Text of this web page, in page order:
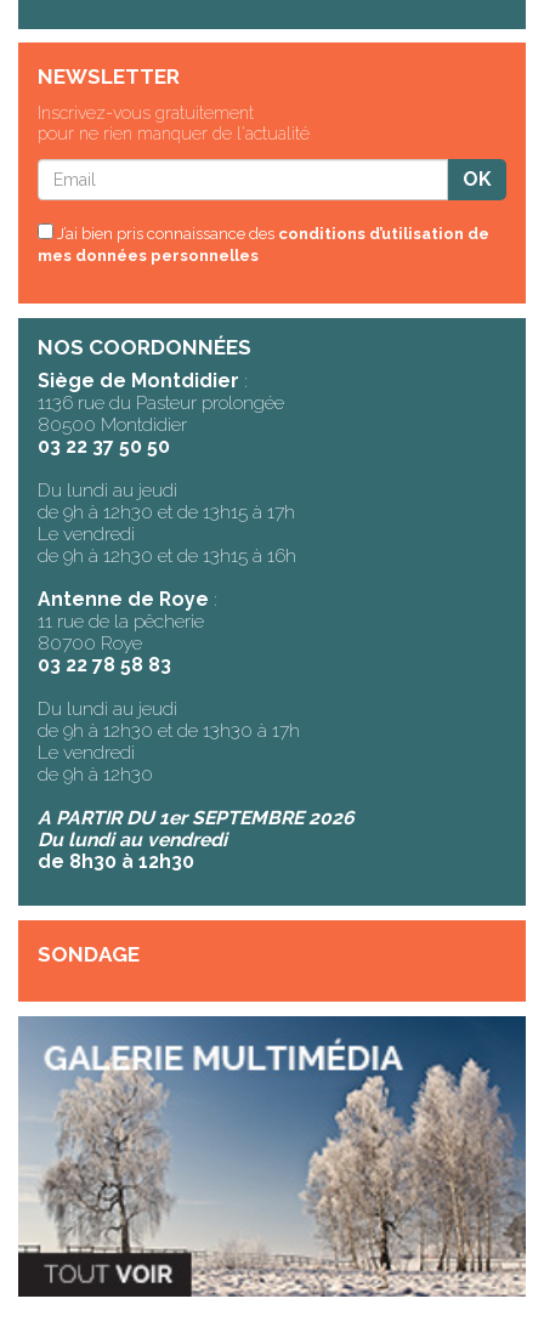
NEWSLETTER
Inscrivez-vous gratuitement
pour ne rien manquer de l'actualité
J’ai bien pris connaissance des conditions d’utilisation de
mes données personnelles
NOS COORDONNÉES
Siège de Montdidier :
1136 rue du Pasteur prolongée
80500 Montdidier
03 22 37 50 50
Du lundi au jeudi
de 9h à 12h30 et de 13h15 à 17h
Le vendredi
de 9h à 12h30 et de 13h15 à 16h
Antenne de Roye :
11 rue de la pêcherie
80700 Roye
03 22 78 58 83
Du lundi au jeudi
de 9h à 12h30 et de 13h30 à 17h
Le vendredi
de 9h à 12h30
A PARTIR DU 1er SEPTEMBRE 2026
Du lundi au vendredi
de 8h30 à 12h30
SONDAGE